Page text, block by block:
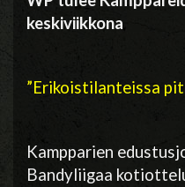
keskiviikkona
”Erikoistilanteissa
Kampparien
Bandyliigaa